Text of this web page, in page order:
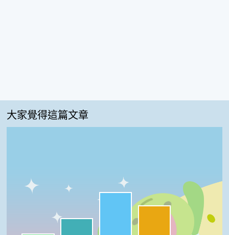
大家覺得這篇文章
我喜歡:19%
很實用:45%
夠新奇:32%